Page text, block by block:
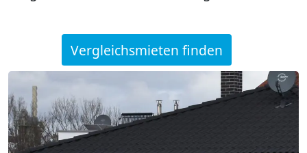
Vergleichsmieten finden